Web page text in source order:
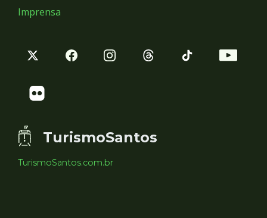
Imprensa
TurismoSantos
TurismoSantos.com.br